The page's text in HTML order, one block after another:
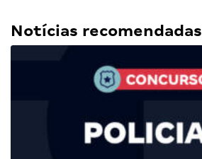
Notícias recomendadas